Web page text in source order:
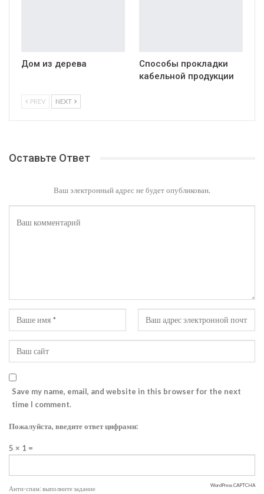
Дом из дерева
Способы прокладки
кабельной продукции
PREV NEXT
Оставьте Ответ
Ваш электронный адрес не будет опубликован.
Save my name, email, and website in this browser for the next
time I comment.
Пожалуйста, введите ответ цифрами:
5 × 1 =
Анти-спам: выполните задание WordPress CAPTCHA